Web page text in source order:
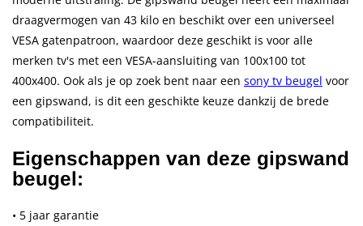
draagvermogen van 43 kilo en beschikt over een universeel
VESA gatenpatroon, waardoor deze geschikt is voor alle
merken tv's met een VESA-aansluiting van 100x100 tot
400x400. Ook als je op zoek bent naar een sony tv beugel voor
een gipswand, is dit een geschikte keuze dankzij de brede
compatibiliteit.
Eigenschappen van deze gipswand
beugel:
• 5 jaar garantie